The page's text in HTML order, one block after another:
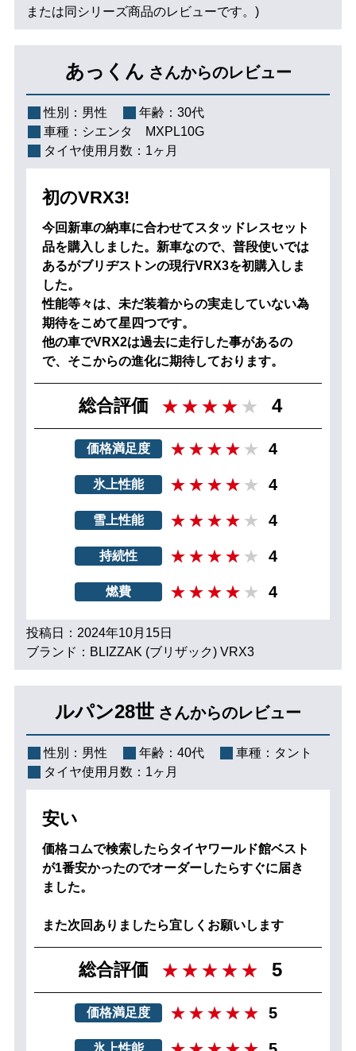
または同シリーズ商品のレビューです。)
あっくん さんからのレビュー
性別： 男性 年齢： 30代
車種： シエンタ MXPL10G
タイヤ使用月数： 1ヶ月
初のVRX3!
今回新車の納車に合わせてスタッドレスセット
品を購入しました。新車なので、普段使いでは
あるがブリヂストンの現行VRX3を初購入しま
した。
性能等々は、未だ装着からの実走していない為
期待をこめて星四つです。
他の車でVRX2は過去に走行した事があるの
で、そこからの進化に期待しております。
総合評価 4
価格満足度 4
氷上性能 4
雪上性能 4
持続性 4
燃費 4
投稿日：2024年10月15日
ブランド：BLIZZAK (ブリザック) VRX3
ルパン28世 さんからのレビュー
性別： 男性 年齢： 40代 車種： タント
タイヤ使用月数： 1ヶ月
安い
価格コムで検索したらタイヤワールド館ベスト
が1番安かったのでオーダーしたらすぐに届き
ました。
また次回ありましたら宜しくお願いします
総合評価 5
価格満足度 5
氷上性能